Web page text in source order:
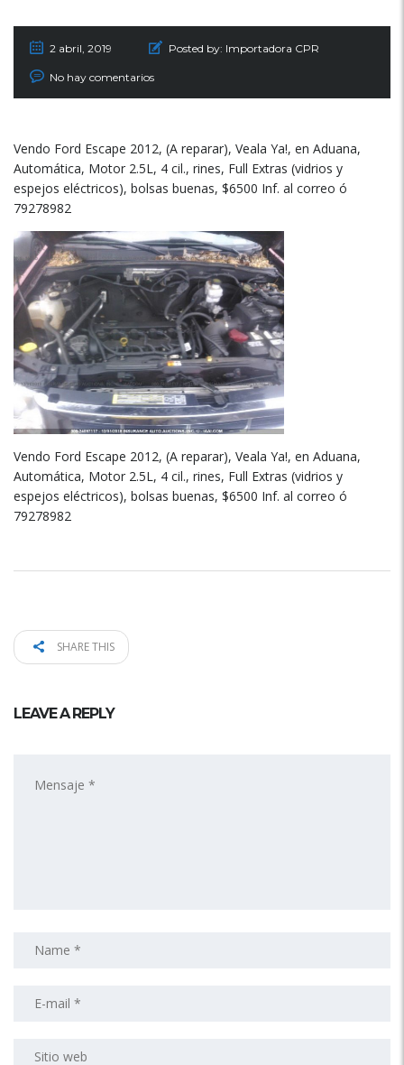
2 abril, 2019 Posted by: Importadora CPR
No hay comentarios
Vendo Ford Escape 2012, (A reparar), Veala Ya!, en Aduana,
Automática, Motor 2.5L, 4 cil., rines, Full Extras (vidrios y
espejos eléctricos), bolsas buenas, $6500 Inf. al correo ó
79278982
Vendo Ford Escape 2012, (A reparar), Veala Ya!, en Aduana,
Automática, Motor 2.5L, 4 cil., rines, Full Extras (vidrios y
espejos eléctricos), bolsas buenas, $6500 Inf. al correo ó
79278982
SHARE THIS
LEAVE A REPLY